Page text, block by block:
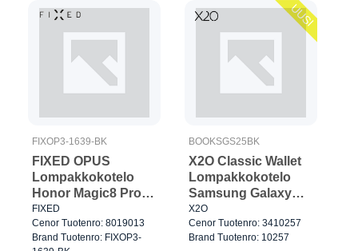
FIXOP3-1639-BK
FIXED OPUS
Lompakkokotelo
Honor Magic8 Pro
Musta
FIXED
Cenor Tuotenro: 8019013
Brand Tuotenro: FIXOP3-
UUSI
BOOKSGS25BK
X2O Classic Wallet
Lompakkokotelo
Samsung Galaxy
S25 Musta
X2O
Cenor Tuotenro: 3410257
Brand Tuotenro: 10257